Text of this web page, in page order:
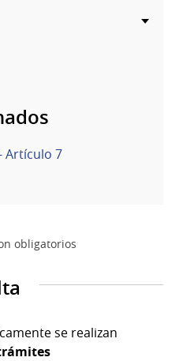
Artículo 7
obligatorios
se realizan